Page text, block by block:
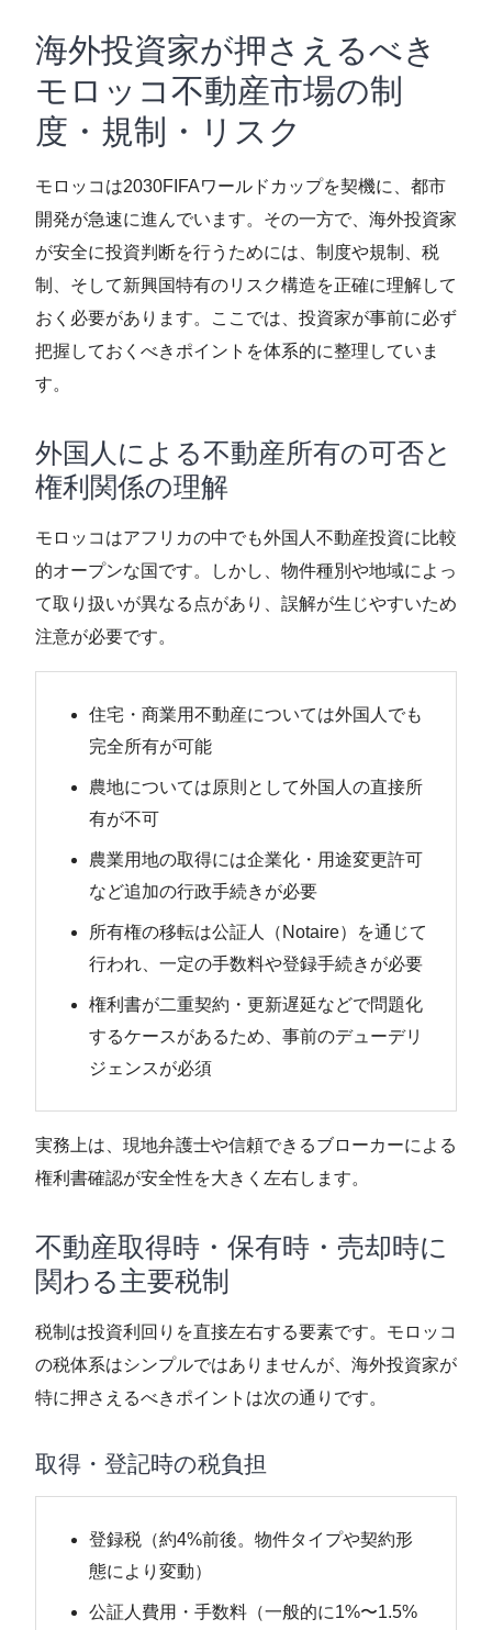
海外投資家が押さえるべき
モロッコ不動産市場の制
度・規制・リスク
モロッコは2030FIFAワールドカップを契機に、都市
開発が急速に進んでいます。その一方で、海外投資家
が安全に投資判断を行うためには、制度や規制、税
制、そして新興国特有のリスク構造を正確に理解して
おく必要があります。ここでは、投資家が事前に必ず
把握しておくべきポイントを体系的に整理していま
す。
外国人による不動産所有の可否と
権利関係の理解
モロッコはアフリカの中でも外国人不動産投資に比較
的オープンな国です。しかし、物件種別や地域によっ
て取り扱いが異なる点があり、誤解が生じやすいため
注意が必要です。
住宅・商業用不動産については外国人でも
完全所有が可能
農地については原則として外国人の直接所
有が不可
農業用地の取得には企業化・用途変更許可
など追加の行政手続きが必要
所有権の移転は公証人（Notaire）を通じて
行われ、一定の手数料や登録手続きが必要
権利書が二重契約・更新遅延などで問題化
するケースがあるため、事前のデューデリ
ジェンスが必須
実務上は、現地弁護士や信頼できるブローカーによる
権利書確認が安全性を大きく左右します。
不動産取得時・保有時・売却時に
関わる主要税制
税制は投資利回りを直接左右する要素です。モロッコ
の税体系はシンプルではありませんが、海外投資家が
特に押さえるべきポイントは次の通りです。
取得・登記時の税負担
登録税（約4%前後。物件タイプや契約形
態により変動）
公証人費用・手数料（一般的に1%〜1.5%